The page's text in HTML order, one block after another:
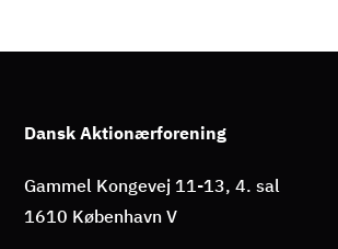
Dansk Aktionærforening
Gammel Kongevej 11-13, 4. sal
1610 København V